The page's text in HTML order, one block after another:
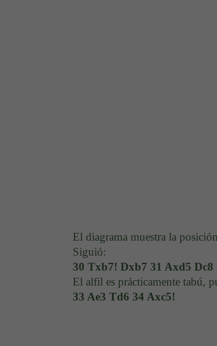
El diagrama muestra la
Siguió:
30 Txb7! Dxb7 31 Axd5 Dc8
El alfil es prácticamente
33 Ae3 Td6 34 Axc5!